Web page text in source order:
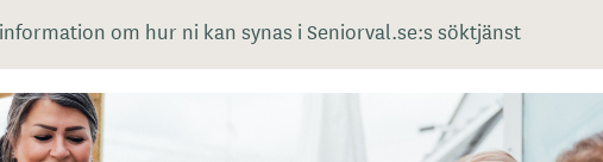
om hur ni kan synas i Seniorval.se:s söktjänst